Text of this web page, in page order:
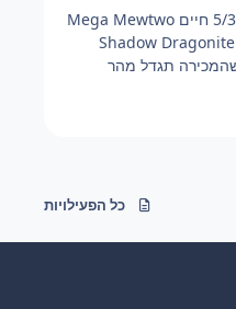
אגדיים Zekrom מחיר התחלתי 50 זהב 10/31 התקפה 7/31 הגנה 12/31 מהירות 25/31 התקפה מיוחדת 2/31 הגנה מיוחדת 5/31 חיים Mega Mewtwo
Y מחיר התחלתי 120 זהב 18/31 התקפה 27/31 הגנה 16/31 מהירות 19/31 התקפה מיוחדת 14/31 הגנה מיוחדת 20/31 חיים Shadow Dragonite
כל הפעילויות